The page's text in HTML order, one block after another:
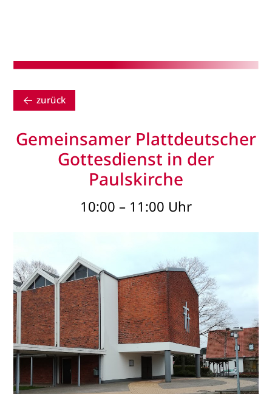
zurück
Gemeinsamer Plattdeutscher
Gottesdienst in der
Paulskirche
10:00 – 11:00 Uhr